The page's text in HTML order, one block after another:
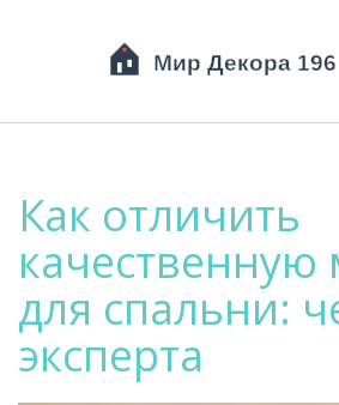
Как отличить
качественную
для спальни:
эксперта